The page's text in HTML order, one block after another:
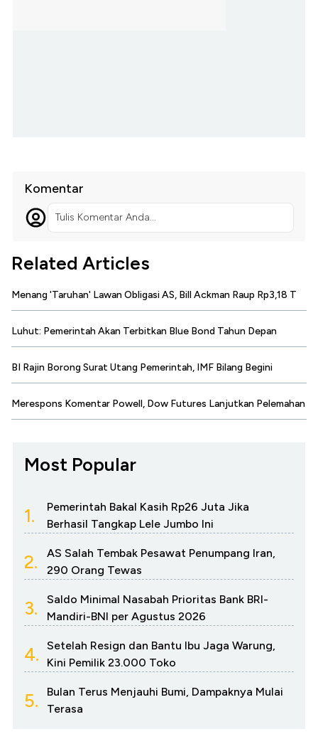
Komentar
Tulis Komentar Anda...
Related Articles
Menang 'Taruhan' Lawan Obligasi AS, Bill Ackman Raup Rp3,18 T
Luhut: Pemerintah Akan Terbitkan Blue Bond Tahun Depan
BI Rajin Borong Surat Utang Pemerintah, IMF Bilang Begini
Merespons Komentar Powell, Dow Futures Lanjutkan Pelemahan
Most Popular
1.
Pemerintah Bakal Kasih Rp26 Juta Jika
Berhasil Tangkap Lele Jumbo Ini
2.
AS Salah Tembak Pesawat Penumpang Iran,
290 Orang Tewas
3.
Saldo Minimal Nasabah Prioritas Bank BRI-
Mandiri-BNI per Agustus 2026
4.
Setelah Resign dan Bantu Ibu Jaga Warung,
Kini Pemilik 23.000 Toko
5.
Bulan Terus Menjauhi Bumi, Dampaknya Mulai
Terasa